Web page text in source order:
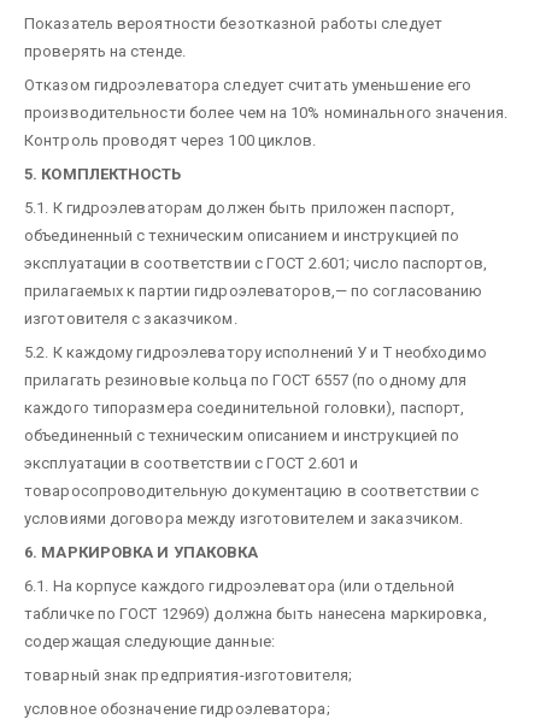
Показатель вероятности безотказной работы следует
проверять на стенде.
Отказом гидроэлеватора следует считать уменьшение его
производительности более чем на 10% номинального значения.
Контроль проводят через 100 циклов.
5. КОМПЛЕКТНОСТЬ
5.1. К гидроэлеваторам должен быть приложен паспорт,
объединенный с техническим описанием и инструкцией по
эксплуатации в соответствии с ГОСТ 2.601; число паспортов,
прилагаемых к партии гидроэлеваторов,— по согласованию
изготовителя с заказчиком.
5.2. К каждому гидроэлеватору исполнений У и Т необходимо
прилагать резиновые кольца по ГОСТ 6557 (по одному для
каждого типоразмера соединительной головки), паспорт,
объединенный с техническим описанием и инструкцией по
эксплуатации в соответствии с ГОСТ 2.601 и
товаросопроводительную документацию в соответствии с
условиями договора между изготовителем и заказчиком.
6. МАРКИРОВКА И УПАКОВКА
6.1. На корпусе каждого гидроэлеватора (или отдельной
табличке по ГОСТ 12969) должна быть нанесена маркировка,
содержащая следующие данные:
товарный знак предприятия-изготовителя;
условное обозначение гидроэлеватора;